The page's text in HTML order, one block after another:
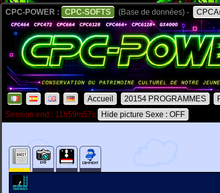
CPC-POWER : CPC-SOFTS (Base de données) -
Accueil 20154 PROGRAMMES
Session end : 11h59m57s
Hide picture Sexe : OFF